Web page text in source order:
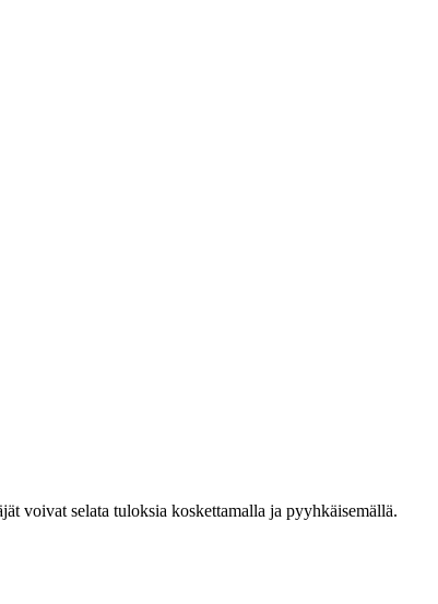
voivat selata tuloksia koskettamalla ja pyyhkäisemällä.